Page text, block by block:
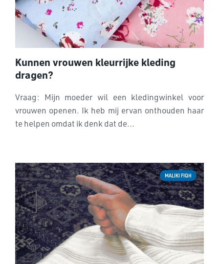
Kunnen vrouwen kleurrijke kleding
dragen?
Vraag: Mijn moeder wil een kledingwinkel voor
vrouwen openen. Ik heb mij ervan onthouden haar
te helpen omdat ik denk dat de...
MALIKI FIQH